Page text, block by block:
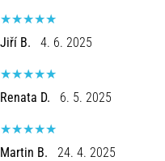
wird
er
ausgeführt,
wo…
6. 8. 2026
Jiří B. 4. 6. 2025
Renata D. 6. 5. 2025
Martin B. 24. 4. 2025